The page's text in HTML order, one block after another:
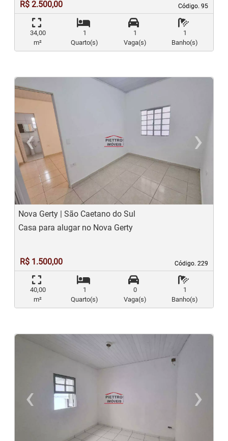
Código. 95
Código. 95
R$ 2.500,00
34,00
m²
1
Quarto(s)
1
Vaga(s)
1
Banho(s)
‹
Previous
›
Nova Gerty | São Caetano do Sul
Código. 229
Código. 229
Casa para alugar no Nova Gerty
R$ 1.500,00
40,00
m²
1
Quarto(s)
0
Vaga(s)
1
Banho(s)
‹
Previous
›